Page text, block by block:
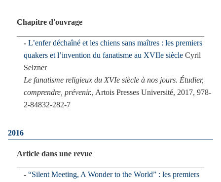
Chapitre d'ouvrage
L’enfer déchaîné et les chiens sans maîtres : les premiers
quakers et l’invention du fanatisme au XVIIe siècle Cyril
Selzner
Le fanatisme religieux du XVIe siècle à nos jours. Étudier,
comprendre, prévenir., Artois Presses Université, 2017, 978-
2-84832-282-7
2016
Article dans une revue
“Silent Meeting, A Wonder to the World” : les premiers